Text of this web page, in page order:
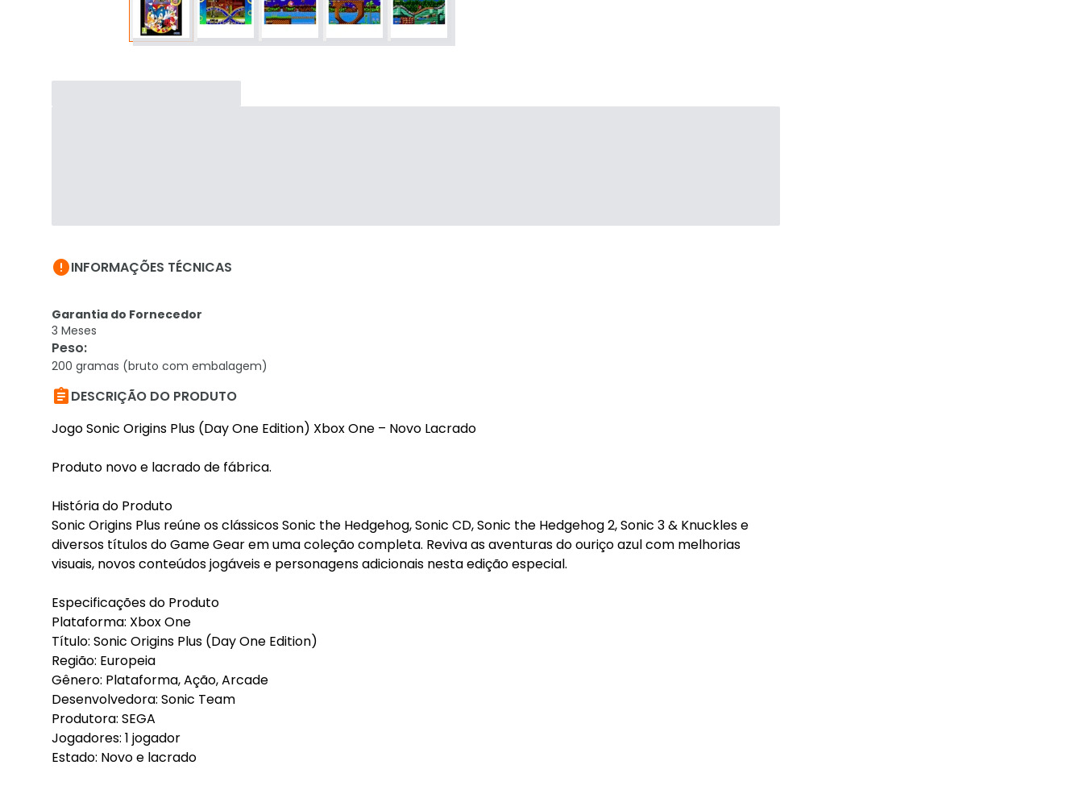
INFORMAÇÕES TÉCNICAS
Garantia do Fornecedor
3 Meses
Peso:
200 gramas (bruto com embalagem)
DESCRIÇÃO DO PRODUTO
Jogo Sonic Origins Plus (Day One Edition) Xbox One – Novo Lacrado
Produto novo e lacrado de fábrica.
História do Produto
Sonic Origins Plus reúne os clássicos Sonic the Hedgehog, Sonic CD, Sonic the Hedgehog 2, Sonic 3 & Knuckles e
diversos títulos do Game Gear em uma coleção completa. Reviva as aventuras do ouriço azul com melhorias
visuais, novos conteúdos jogáveis e personagens adicionais nesta edição especial.
Especificações do Produto
Plataforma: Xbox One
Título: Sonic Origins Plus (Day One Edition)
Região: Europeia
Gênero: Plataforma, Ação, Arcade
Desenvolvedora: Sonic Team
Produtora: SEGA
Jogadores: 1 jogador
Estado: Novo e lacrado